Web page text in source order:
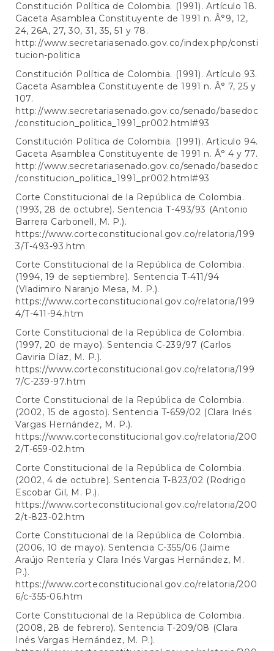
Constitución Política de Colombia. (1991). Artículo 18.
Gaceta Asamblea Constituyente de 1991 n. Â°9, 12,
24, 26A, 27, 30, 31, 35, 51 y 78.
http://www.secretariasenado.gov.co/index.php/consti
tucion-politica
Constitución Política de Colombia. (1991). Artículo 93.
Gaceta Asamblea Constituyente de 1991 n. Â° 7, 25 y
107.
http://www.secretariasenado.gov.co/senado/basedoc
/constitucion_politica_1991_pr002.html#93
Constitución Política de Colombia. (1991). Artículo 94.
Gaceta Asamblea Constituyente de 1991 n. Â° 4 y 77.
http://www.secretariasenado.gov.co/senado/basedoc
/constitucion_politica_1991_pr002.html#93
Corte Constitucional de la República de Colombia.
(1993, 28 de octubre). Sentencia T-493/93 (Antonio
Barrera Carbonell, M. P.).
https://www.corteconstitucional.gov.co/relatoria/199
3/T-493-93.htm
Corte Constitucional de la República de Colombia.
(1994, 19 de septiembre). Sentencia T-411/94
(Vladimiro Naranjo Mesa, M. P.).
https://www.corteconstitucional.gov.co/relatoria/199
4/T-411-94.htm
Corte Constitucional de la República de Colombia.
(1997, 20 de mayo). Sentencia C-239/97 (Carlos
Gaviria Díaz, M. P.).
https://www.corteconstitucional.gov.co/relatoria/199
7/C-239-97.htm
Corte Constitucional de la República de Colombia.
(2002, 15 de agosto). Sentencia T-659/02 (Clara Inés
Vargas Hernández, M. P.).
https://www.corteconstitucional.gov.co/relatoria/200
2/T-659-02.htm
Corte Constitucional de la República de Colombia.
(2002, 4 de octubre). Sentencia T-823/02 (Rodrigo
Escobar Gil, M. P.).
https://www.corteconstitucional.gov.co/relatoria/200
2/t-823-02.htm
Corte Constitucional de la República de Colombia.
(2006, 10 de mayo). Sentencia C-355/06 (Jaime
Araújo Rentería y Clara Inés Vargas Hernández, M.
P.).
https://www.corteconstitucional.gov.co/relatoria/200
6/c-355-06.htm
Corte Constitucional de la República de Colombia.
(2008, 28 de febrero). Sentencia T-209/08 (Clara
Inés Vargas Hernández, M. P.).